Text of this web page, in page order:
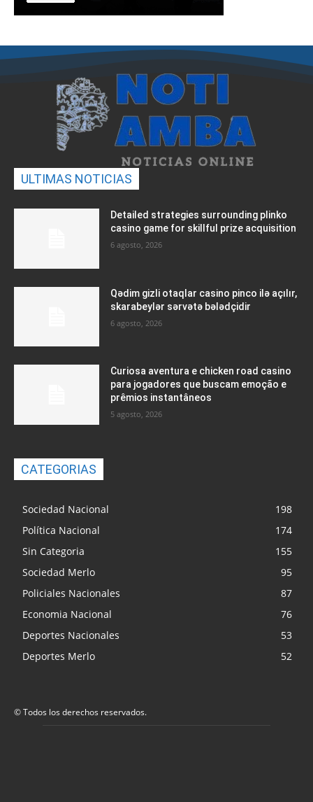
ULTIMAS NOTICIAS
Detailed strategies surrounding plinko
casino game for skillful prize acquisition
6 agosto, 2026
Qədim gizli otaqlar casino pinco ilə açılır,
skarabeylər sərvətə bələdçidir
6 agosto, 2026
Curiosa aventura e chicken road casino
para jogadores que buscam emoção e
prêmios instantâneos
5 agosto, 2026
CATEGORIAS
Sociedad Nacional
198
Política Nacional
174
Sin Categoria
155
Sociedad Merlo
95
Policiales Nacionales
87
Economia Nacional
76
Deportes Nacionales
53
Deportes Merlo
52
© Todos los derechos reservados.